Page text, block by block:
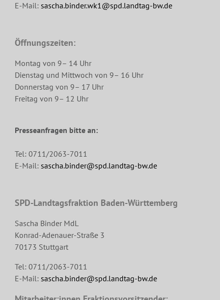
E-Mail: sascha.binder.wk1@spd.landtag-bw.de
Öffnungszeiten:
Montag von 9– 14 Uhr
Dienstag und Mittwoch von 9– 16 Uhr
Donnerstag von 9– 17 Uhr
Freitag von 9– 12 Uhr
Presseanfragen bitte an:
Tel: 0711/2063-7011
E-Mail: sascha.binder@spd.landtag-bw.de
SPD-Landtagsfraktion Baden-Württemberg
Sascha Binder MdL
Konrad-Adenauer-Straße 3
70173 Stuttgart
Tel: 0711/2063-7011
E-Mail: sascha.binder@spd.landtag-bw.de